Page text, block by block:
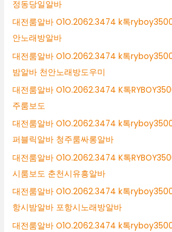
정동당일알바
대전룸알바 O1O.2062.3474 k톡
안노래방알바
대전룸알바 O1O.2062.3474 k톡
밤알바 천안노래방도우미
대전룸알바 O1O.2062.3474 K톡
주룸보도
대전룸알바 O1O.2062.3474 k톡
퍼블릭알바 청주룸싸롱알바
대전룸알바 O1O.2062.3474 K톡
시룸보도 춘천시유흥알바
대전룸알바 O1O.2062.3474 k톡
항시밤알바 포항시노래방알바
대전룸알바 O1O.2062.3474 k톡